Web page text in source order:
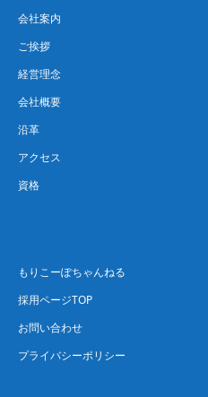
会社案内
ご挨拶
経営理念
会社概要
沿革
アクセス
資格
もりこーぽちゃんねる
採用ページTOP
お問い合わせ
プライバシーポリシー